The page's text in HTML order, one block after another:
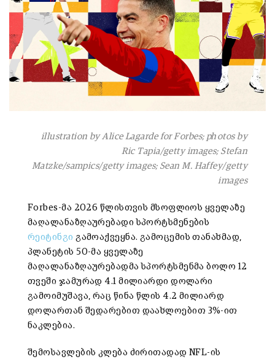
illustration by Alice Lagarde for Forbes; photos by
Ric Tapia/getty images; Stefan
Matzke/sampics/getty images; Sean M. Haffey/getty
images
Forbes-მა 2026 წლისთვის მსოფლიოს ყველაზე
მაღალანაზღაურებადი სპორტსმენების
რეიტინგი გამოაქვეყნა. გამოცემის თანახმად,
პლანეტის 50-მა ყველაზე
მაღალანაზღაურებადმა სპორტსმენმა ბოლო 12
თვეში ჯამურად 4.1 მილიარდი დოლარი
გამოიმუშავა, რაც წინა წლის 4.2 მილიარდ
დოლართან შედარებით დაახლოებით 3%-ით
ნაკლებია.
შემოსავლების კლება ძირითადად NFL-ის